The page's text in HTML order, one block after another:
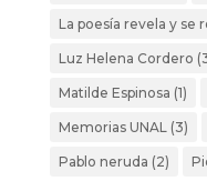
La poesía revela y se
Luz Helena Cordero
Matilde Espinosa (1)
Memorias UNAL(3)
Pablo neruda (2)